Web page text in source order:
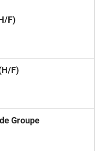
F)(Nouvelle
F)(Nouvelle
Groupe(Nouvelle